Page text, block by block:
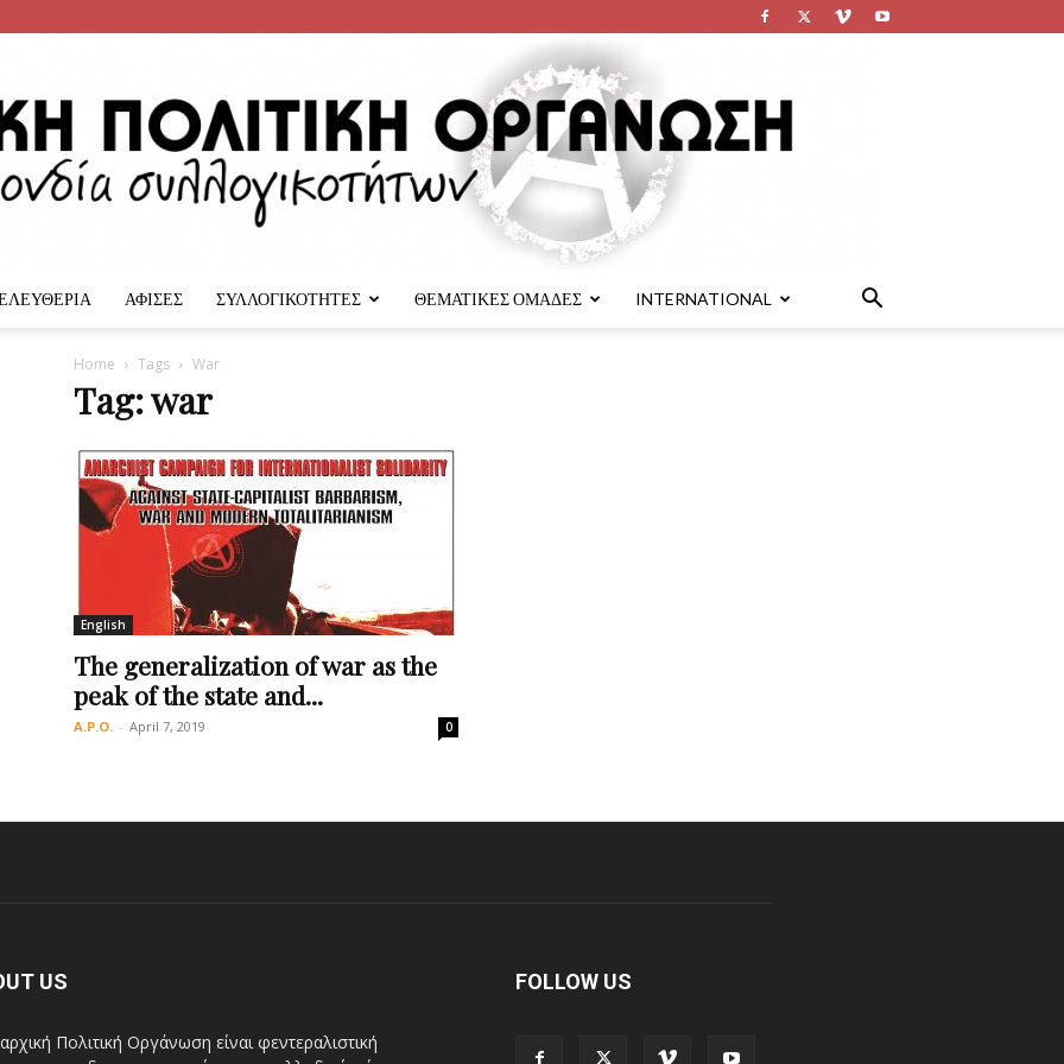
Πολιτική
Οργάνωση
ΑΦΙΣΕΣ ΣΥΛΛΟΓΙΚΟΤΗΤΕΣ ΘΕΜΑΤΙΚΕΣ ΟΜΑΔΕΣ INTERNATIONAL
Home Tags War
Tag: war
English
The generalization of war as the
peak of the state and...
A.P.O. - April 7, 2019 0
US
Πολιτική Οργάνωση είναι φεντεραλιστική
FOLLOW US